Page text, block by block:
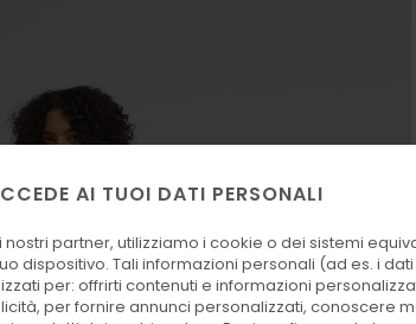
AI TUOI DATI PERSONALI
partner, utilizziamo i cookie o dei sistemi
dispositivo. Tali informazioni personali (ad es. i
per: offrirti contenuti e informazioni
per fornire annunci personalizzati, conoscere